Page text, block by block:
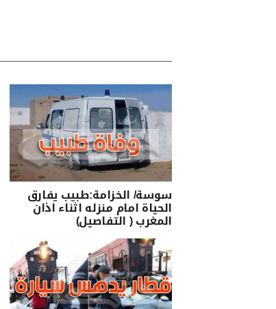
سوسة/ الخزامة:طبيب يفارق
الحياة امام منزله اثناء اذان
المغرب ( التفاصيل)